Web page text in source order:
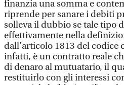
finanzia una somma e
riprende per sanare i debiti
solleva il dubbio se tale tipo
effettivamente nella
dall’articolo 1813 del codice
infatti, è un contratto reale
di denaro al mutuatario, il
restituirlo con gli interessi